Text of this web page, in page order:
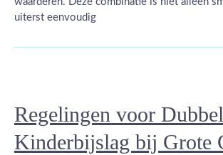
uiterst eenvoudig
Regelingen voor
Kinderbijslag bij Grote